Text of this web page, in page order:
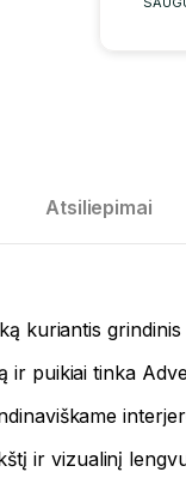
Atsiliepimai
kuriantis
ir puikiai tinka
ir vizualinį